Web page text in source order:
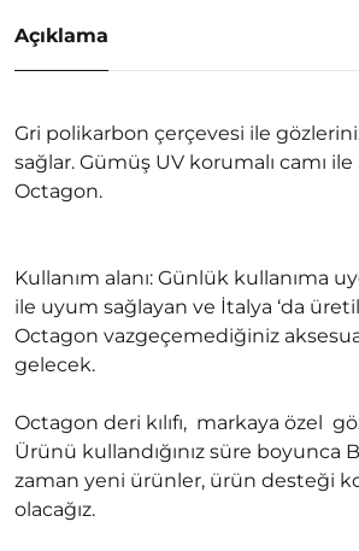
Açıklama
Gri polikarbon çerçevesi ile
sağlar. Gümüş UV korumalı camı ile
Octagon.
Kullanım alanı: Günlük kullanıma
ile uyum sağlayan ve İtalya ‘da
Octagon vazgeçemediğiniz
gelecek.
Octagon deri kılıfı, markaya özel
Ürünü kullandığınız süre boyunca
zaman yeni ürünler, ürün desteği
olacağız.